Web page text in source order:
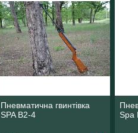
Пневматична гвинтівка
SPA B2-4
Spa